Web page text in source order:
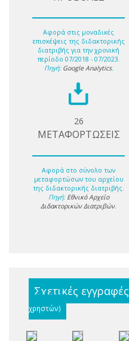
Αφορά στις μοναδικές
επισκέψεις της διδακτορικής
διατριβής για την χρονική
περίοδο 07/2018 - 07/2023.
Πηγή: Google Analytics.
26
ΜΕΤΑΦΟΡΤΩΣΕΙΣ
Αφορά στο σύνολο των
μεταφορτώσων του αρχείου
της διδακτορικής διατριβής.
Πηγή: Εθνικό Αρχείο
Διδακτορικών Διατριβών.
Σχετικές εγγραφές
χρηστών)